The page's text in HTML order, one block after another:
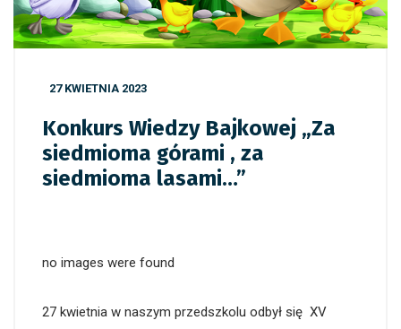
27 KWIETNIA 2023
Konkurs Wiedzy Bajkowej „Za
siedmioma górami , za
siedmioma lasami…”
no images were found
27 kwietnia w naszym przedszkolu odbył się XV